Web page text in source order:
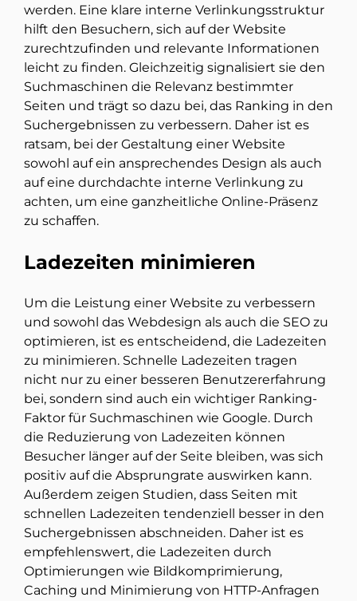
werden. Eine klare interne Verlinkungsstruktur
hilft den Besuchern, sich auf der Website
zurechtzufinden und relevante Informationen
leicht zu finden. Gleichzeitig signalisiert sie den
Suchmaschinen die Relevanz bestimmter
Seiten und trägt so dazu bei, das Ranking in den
Suchergebnissen zu verbessern. Daher ist es
ratsam, bei der Gestaltung einer Website
sowohl auf ein ansprechendes Design als auch
auf eine durchdachte interne Verlinkung zu
achten, um eine ganzheitliche Online-Präsenz
zu schaffen.
Ladezeiten minimieren
Um die Leistung einer Website zu verbessern
und sowohl das Webdesign als auch die SEO zu
optimieren, ist es entscheidend, die Ladezeiten
zu minimieren. Schnelle Ladezeiten tragen
nicht nur zu einer besseren Benutzererfahrung
bei, sondern sind auch ein wichtiger Ranking-
Faktor für Suchmaschinen wie Google. Durch
die Reduzierung von Ladezeiten können
Besucher länger auf der Seite bleiben, was sich
positiv auf die Absprungrate auswirken kann.
Außerdem zeigen Studien, dass Seiten mit
schnellen Ladezeiten tendenziell besser in den
Suchergebnissen abschneiden. Daher ist es
empfehlenswert, die Ladezeiten durch
Optimierungen wie Bildkomprimierung,
Caching und Minimierung von HTTP-Anfragen